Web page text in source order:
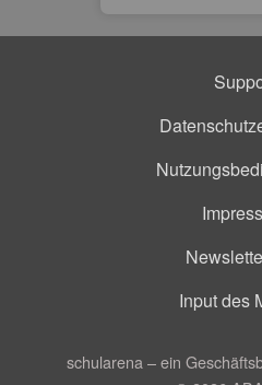
Input des
schularena – ein